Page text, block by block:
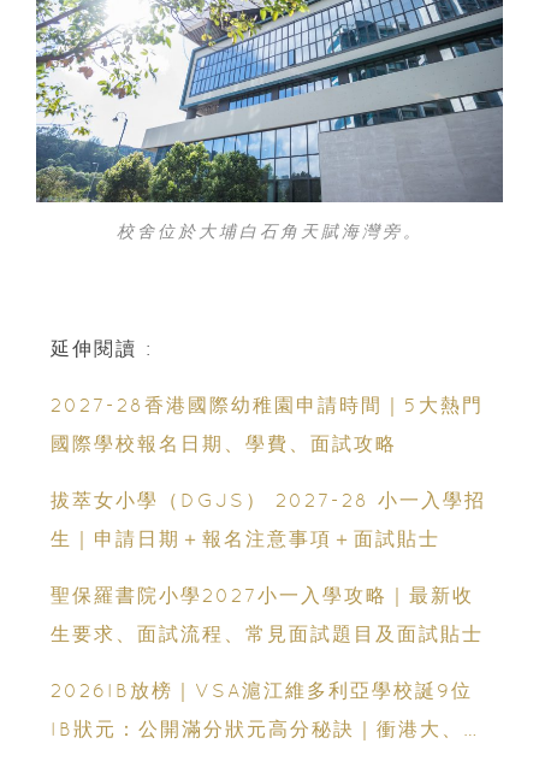
校舍位於大埔白石角天賦海灣旁。
延伸閱讀 :
2027-28香港國際幼稚園申請時間｜5大熱門
國際學校報名日期、學費、面試攻略
拔萃女小學（DGJS） 2027-28 小一入學招
生｜申請日期＋報名注意事項＋面試貼士
聖保羅書院小學2027小一入學攻略｜最新收
生要求、面試流程、常見面試題目及面試貼士
2026IB放榜｜VSA滬江維多利亞學校誕9位
IB狀元：公開滿分狀元高分秘訣｜衝港大、帝